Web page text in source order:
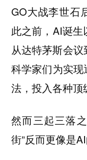
GO大战李世石
此之前，AI诞生
从达特茅斯会议
科学家们为实
法，投入各种顶
然而三起三落
街”反而更像是AI